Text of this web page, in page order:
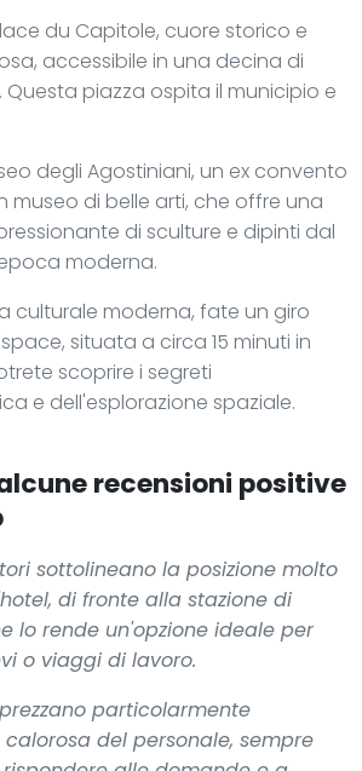
du Capitole, cuore storico e
accessibile in una decina di
Questa piazza ospita il municipio e
degli Agostiniani, un ex convento
museo di belle arti, che offre una
di sculture e dipinti dal
moderna.
culturale moderna, fate un giro
situata a circa 15 minuti in
scoprire i segreti
e dell'esplorazione spaziale.
recensioni positive
sottolineano la posizione molto
di fronte alla stazione di
lo rende un'opzione ideale per
o viaggi di lavoro.
particolarmente
del personale, sempre